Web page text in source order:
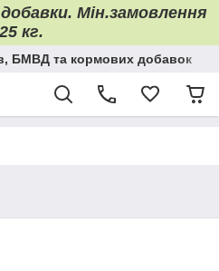
Мін.замовлення
кг.
БМВД та кормових добавок